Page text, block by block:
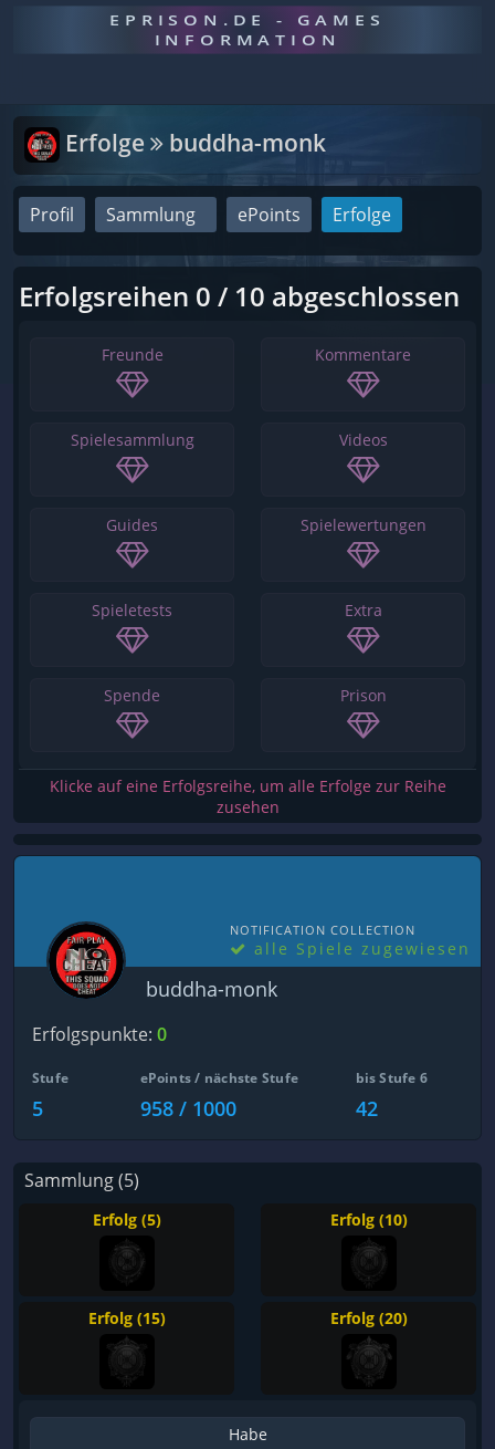
EPRISON.DE - GAMES
INFORMATION
Erfolge buddha-monk
Profil Sammlung ePoints Erfolge
Erfolgsreihen 0 / 10 abgeschlossen
Freunde Kommentare
Spielesammlung Videos
Guides Spielewertungen
Spieletests Extra
Spende Prison
Klicke auf eine Erfolgsreihe, um alle Erfolge zur Reihe
zusehen
NOTIFICATION COLLECTION
alle Spiele zugewiesen
buddha-monk
Erfolgspunkte: 0
Stufe
5
ePoints / nächste Stufe
958 / 1000
bis Stufe 6
42
Sammlung (5)
Erfolg (5) Erfolg (10)
Erfolg (15) Erfolg (20)
Habe